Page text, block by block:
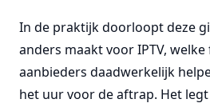
In de praktijk doorloopt deze
anders maakt voor IPTV,
aanbieders daadwerkelijk
het uur voor de aftrap. Het